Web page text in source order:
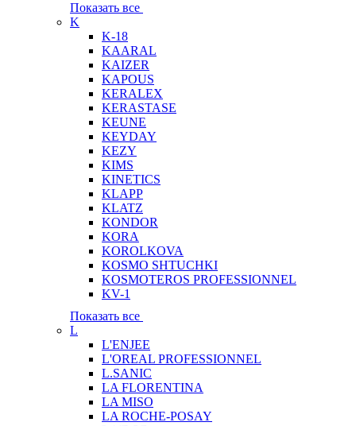
Показать все
K
K-18
KAARAL
KAIZER
KAPOUS
KERALEX
KERASTASE
KEUNE
KEYDAY
KEZY
KIMS
KINETICS
KLAPP
KLATZ
KONDOR
KORA
KOROLKOVA
KOSMO SHTUCHKI
KOSMOTEROS PROFESSIONNEL
KV-1
Показать все
L
L'ENJEE
L'OREAL PROFESSIONNEL
L.SANIC
LA FLORENTINA
LA MISO
LA ROCHE-POSAY